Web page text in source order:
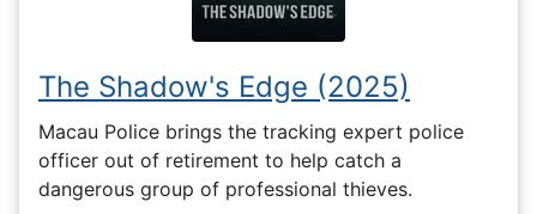
The Shadow's Edge (2025)
Macau Police brings the tracking expert police
officer out of retirement to help catch a
dangerous group of professional thieves.